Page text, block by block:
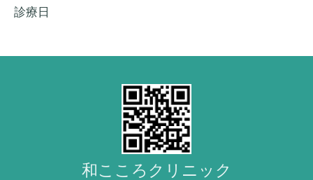
診療日
和こころクリニック